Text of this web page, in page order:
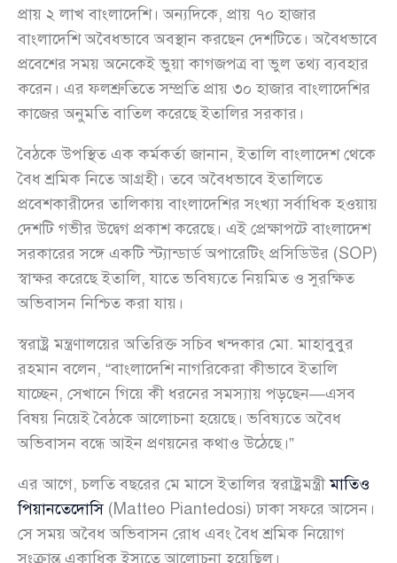
প্রায় ২ লাখ বাংলাদেশি। অন্যদিকে, প্রায় ৭০ হাজার
বাংলাদেশি অবৈধভাবে অবস্থান করছেন দেশটিতে। অবৈধভাবে
প্রবেশের সময় অনেকেই ভুয়া কাগজপত্র বা ভুল তথ্য ব্যবহার
করেন। এর ফলশ্রুতিতে সম্প্রতি প্রায় ৩০ হাজার বাংলাদেশির
কাজের অনুমতি বাতিল করেছে ইতালির সরকার।
বৈঠকে উপস্থিত এক কর্মকর্তা জানান, ইতালি বাংলাদেশ থেকে
বৈধ শ্রমিক নিতে আগ্রহী। তবে অবৈধভাবে ইতালিতে
প্রবেশকারীদের তালিকায় বাংলাদেশির সংখ্যা সর্বাধিক হওয়ায়
দেশটি গভীর উদ্বেগ প্রকাশ করেছে। এই প্রেক্ষাপটে বাংলাদেশ
সরকারের সঙ্গে একটি স্ট্যান্ডার্ড অপারেটিং প্রসিডিউর (SOP)
স্বাক্ষর করেছে ইতালি, যাতে ভবিষ্যতে নিয়মিত ও সুরক্ষিত
অভিবাসন নিশ্চিত করা যায়।
স্বরাষ্ট্র মন্ত্রণালয়ের অতিরিক্ত সচিব খন্দকার মো. মাহাবুবুর
রহমান বলেন, “বাংলাদেশি নাগরিকেরা কীভাবে ইতালি
যাচ্ছেন, সেখানে গিয়ে কী ধরনের সমস্যায় পড়ছেন—এসব
বিষয় নিয়েই বৈঠকে আলোচনা হয়েছে। ভবিষ্যতে অবৈধ
অভিবাসন বন্ধে আইন প্রণয়নের কথাও উঠেছে।”
এর আগে, চলতি বছরের মে মাসে ইতালির স্বরাষ্ট্রমন্ত্রীমাতিও
পিয়ানতেদোসি(Matteo Piantedosi) ঢাকা সফরে আসেন।
সে সময় অবৈধ অভিবাসন রোধ এবং বৈধ শ্রমিক নিয়োগ
সংক্রান্ত একাধিক ইস্যুতে আলোচনা হয়েছিল।